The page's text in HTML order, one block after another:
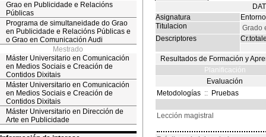
Grao en Publicidade e Relacións
Públicas
Programa de simultaneidade do Grao
en Publicidade e Relacións Públicas e
o Grao en Comunicación Audi
Mestrado
Máster Universitario en Comunicación
en Medios Sociais e Creación de
Contidos Dixitais
Máster Universitario en Comunicación
en Medios Sociais e Creación de
Contidos Dixitais
Máster Universitario en Dirección de
Arte en Publicidade
Asignatura
Titulacion
Grado
Descriptores
Resultados de Formación y
Planificación
Evaluación
Metodologías :: Pruebas
Lección magistral